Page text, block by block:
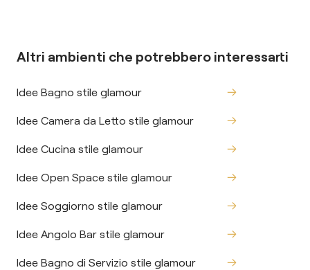
Altri ambienti che potrebbero interessarti
Idee Bagno stile glamour
Idee Camera da Letto stile glamour
Idee Cucina stile glamour
Idee Open Space stile glamour
Idee Soggiorno stile glamour
Idee Angolo Bar stile glamour
Idee Bagno di Servizio stile glamour